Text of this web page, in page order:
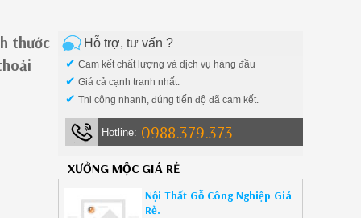
thước
Hỗ trợ, tư vấn ?
✔ Cam kết chất lượng và dịch vụ hàng đầu
✔ Giá cả cạnh tranh nhất.
✔ Thi công nhanh, đúng tiến độ đã cam kết.
Hotline: 0988.379.373
XƯỞNG MỘC GIÁ RẺ
Nội Thất Gỗ Công Nghiệp Giá
Rẻ.